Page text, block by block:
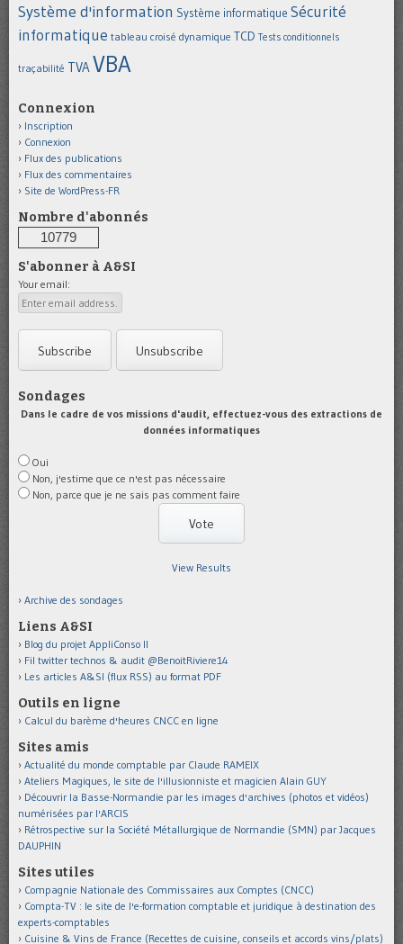
Système d'information Système informatique Sécurité
informatique tableau croisé dynamique TCD Tests conditionnels
traçabilité TVAVBA
Connexion
Inscription
Connexion
Flux des publications
Flux des commentaires
Site de WordPress-FR
Nombre d'abonnés
10779
S'abonner à A&SI
Your email:
Sondages
Dans le cadre de vos missions d'audit, effectuez-vous des extractions de
données informatiques
Oui
Non, j'estime que ce n'est pas nécessaire
Non, parce que je ne sais pas comment faire
View Results
Archive des sondages
Liens A&SI
Blog du projet AppliConso II
Fil twitter technos & audit @BenoitRiviere14
Les articles A&SI (flux RSS) au format PDF
Outils en ligne
Calcul du barème d'heures CNCC en ligne
Sites amis
Actualité du monde comptable par Claude RAMEIX
Ateliers Magiques, le site de l'illusionniste et magicien Alain GUY
Découvrir la Basse-Normandie par les images d'archives (photos et vidéos)
numérisées par l'ARCIS
Rétrospective sur la Société Métallurgique de Normandie (SMN) par Jacques
DAUPHIN
Sites utiles
Compagnie Nationale des Commissaires aux Comptes (CNCC)
Compta-TV : le site de l'e-formation comptable et juridique à destination des
experts-comptables
Cuisine & Vins de France (Recettes de cuisine, conseils et accords vins/plats)